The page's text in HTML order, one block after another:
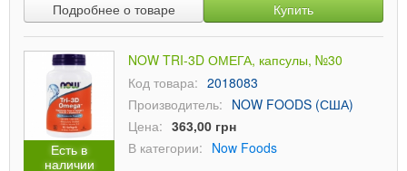
Подробнее о товаре Купить
Есть в
наличии
NOW TRI-3D ОМЕГА, капсулы, №30
Код товара: 2018083
Производитель: NOW FOODS (США)
Цена: 363,00 грн
В категории: Now Foods